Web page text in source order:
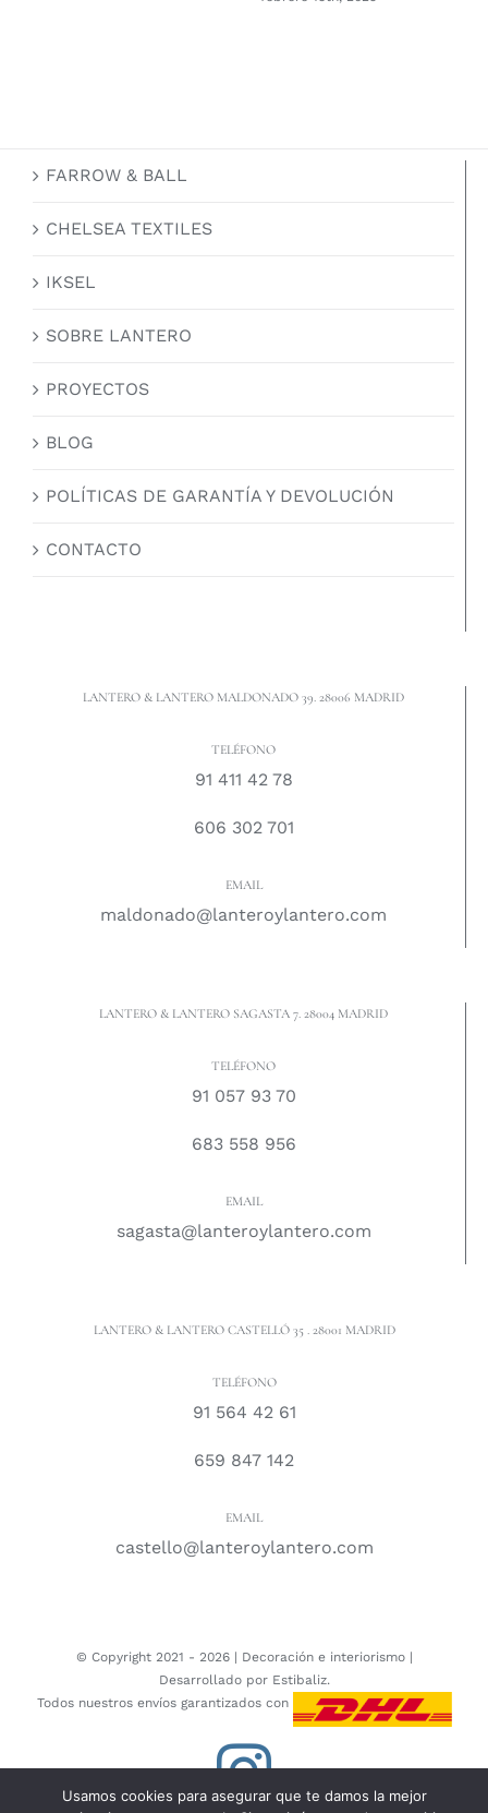
FARROW & BALL
CHELSEA TEXTILES
IKSEL
SOBRE LANTERO
PROYECTOS
BLOG
POLÍTICAS DE GARANTÍA Y DEVOLUCIÓN
CONTACTO
LANTERO & LANTERO MALDONADO 39. 28006 MADRID
TELÉFONO
91 411 42 78
606 302 701
EMAIL
maldonado@lanteroylantero.com
LANTERO & LANTERO SAGASTA 7. 28004 MADRID
TELÉFONO
91 057 93 70
683 558 956
EMAIL
sagasta@lanteroylantero.com
LANTERO & LANTERO CASTELLÓ 35 . 28001 MADRID
TELÉFONO
91 564 42 61
659 847 142
EMAIL
castello@lanteroylantero.com
© Copyright 2021 - 2026 | Decoración e interiorismo|
Desarrollado por Estibaliz.
Todos nuestros envíos garantizados con
Instagram
Usamos cookies para asegurar que te damos la mejor